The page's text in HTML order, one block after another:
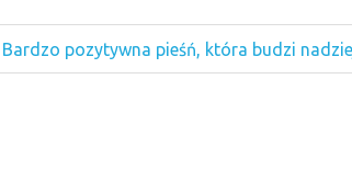
Next
Post:
Bardzo pozytywna pieśń, która budzi